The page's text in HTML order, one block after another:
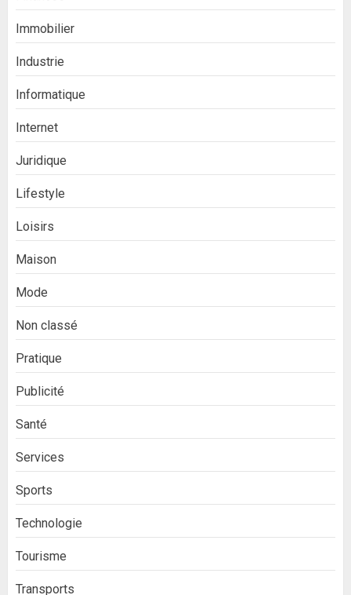
Immobilier
Industrie
Informatique
Internet
Juridique
Lifestyle
Loisirs
Maison
Mode
Non classé
Pratique
Publicité
Santé
Services
Sports
Technologie
Tourisme
Transports